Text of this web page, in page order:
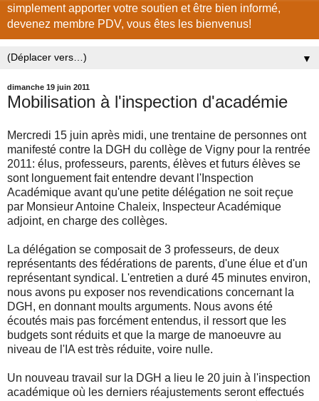
simplement apporter votre soutien et être bien informé,
devenez membre PDV, vous êtes les bienvenus!
▼
dimanche 19 juin 2011
Mobilisation à l'inspection d'académie
Mercredi 15 juin après midi, une trentaine de personnes ont
manifesté contre la DGH du collège de Vigny pour la rentrée
2011: élus, professeurs, parents, élèves et futurs élèves se
sont longuement fait entendre devant l'Inspection
Académique avant qu'une petite délégation ne soit reçue
par Monsieur Antoine Chaleix, Inspecteur Académique
adjoint, en charge des collèges.
La délégation se composait de 3 professeurs, de deux
représentants des fédérations de parents, d'une élue et d'un
représentant syndical. L'entretien a duré 45 minutes environ,
nous avons pu exposer nos revendications concernant la
DGH, en donnant moults arguments. Nous avons été
écoutés mais pas forcément entendus, il ressort que les
budgets sont réduits et que la marge de manoeuvre au
niveau de l'IA est très réduite, voire nulle.
Un nouveau travail sur la DGH a lieu le 20 juin à l'inspection
académique où les derniers réajustements seront effectués